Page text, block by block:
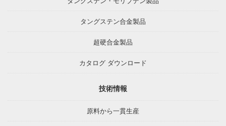
タングステン合金製品
超硬合金製品
カタログ ダウンロード
技術情報
原料から一貫生産